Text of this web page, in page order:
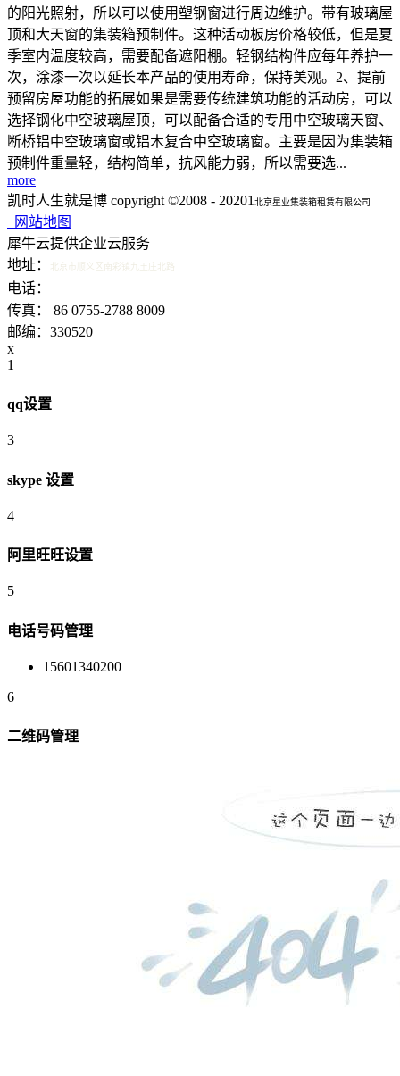
的阳光照射，所以可以使用塑钢窗进行周边维护。带有玻璃屋
顶和大天窗的集装箱预制件。这种活动板房价格较低，但是夏
季室内温度较高，需要配备遮阳棚。轻钢结构件应每年养护一
次，涂漆一次以延长本产品的使用寿命，保持美观。2、提前
预留房屋功能的拓展如果是需要传统建筑功能的活动房，可以
选择钢化中空玻璃屋顶，可以配备合适的专用中空玻璃天窗、
断桥铝中空玻璃窗或铝木复合中空玻璃窗。主要是因为集装箱
预制件重量轻，结构简单，抗风能力弱，所以需要选...
more
凯时人生就是博 copyright ©2008 - 20201 北京星业集装箱租赁有限公司
网站地图
犀牛云提供企业云服务
地址：
北京市顺义区南彩镇九王庄北路
电话：
传真： 86 0755-2788 8009
邮编：330520
x
1
qq设置
3
skype 设置
4
阿里旺旺设置
5
电话号码管理
15601340200
6
二维码管理